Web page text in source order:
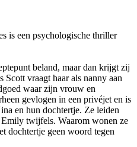
is een psychologische thriller
beland, maar dan krijgt zij
Scott vraagt haar als nanny aan
waar zijn vrouw en
gevlogen in een privéjet en is
en hun dochtertje. Ze leiden
twijfels. Waarom wonen ze
dochtertje geen woord tegen